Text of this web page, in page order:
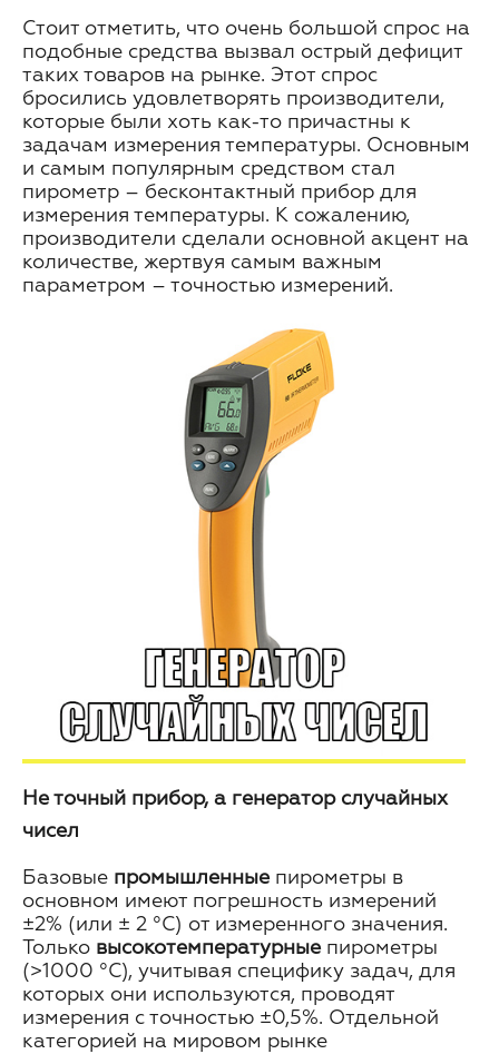
Стоит отметить, что очень большой спрос на
подобные средства вызвал острый дефицит
таких товаров на рынке. Этот спрос
бросились удовлетворять производители,
которые были хоть как-то причастны к
задачам измерения температуры. Основным
и самым популярным средством стал
пирометр – бесконтактный прибор для
измерения температуры. К сожалению,
производители сделали основной акцент на
количестве, жертвуя самым важным
параметром – точностью измерений.
Не точный прибор, а генератор случайных
чисел
Базовые промышленныепирометры в
основном имеют погрешность измерений
±2% (или ± 2 °С) от измеренного значения.
Только высокотемпературныепирометры
(>1000 °C), учитывая специфику задач, для
которых они используются, проводят
измерения с точностью ±0,5%. Отдельной
категорией на мировом рынке